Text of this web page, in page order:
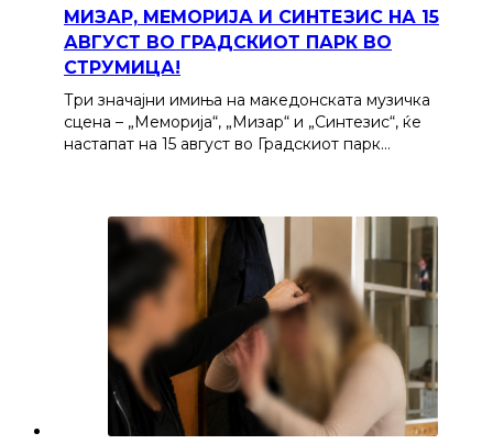
МИЗАР, МЕМОРИЈА И СИНТЕЗИС НА 15
АВГУСТ ВО ГРАДСКИОТ ПАРК ВО
СТРУМИЦА!
Три значајни имиња на македонската музичка
сцена – „Меморија“, „Мизар“ и „Синтезис“, ќе
настапат на 15 август во Градскиот парк…